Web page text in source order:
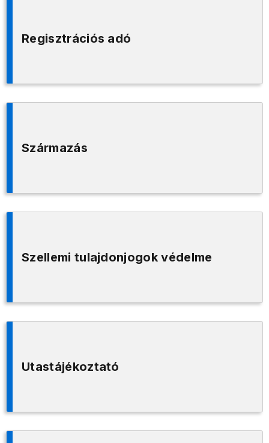
Regisztrációs adó
Származás
Szellemi tulajdonjogok védelme
Utastájékoztató